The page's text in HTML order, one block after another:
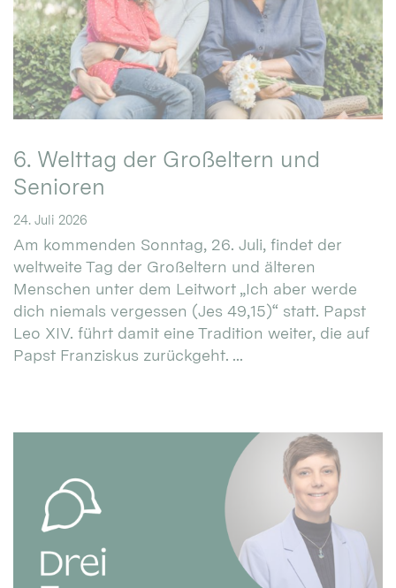
6. Welttag der Großeltern und
Senioren
24. Juli 2026
Am kommenden Sonntag, 26. Juli, findet der
weltweite Tag der Großeltern und älteren
Menschen unter dem Leitwort „Ich aber werde
dich niemals vergessen (Jes 49,15)“ statt. Papst
Leo XIV. führt damit eine Tradition weiter, die auf
Papst Franziskus zurückgeht. ...